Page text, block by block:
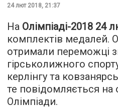
24 лют 2018, 21:37
На Олімпіаді-2018 24
комплектів медалей.
отримали переможці
гірськолижного
керлінгу та
те повідомляється на
Олімпіади.